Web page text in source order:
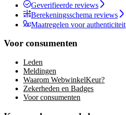
Geverifieerde reviews
Berekeningsschema reviews
Maatregelen voor authenticiteit
Voor consumenten
Leden
Meldingen
Waarom WebwinkelKeur?
Zekerheden en Badges
Voor consumenten